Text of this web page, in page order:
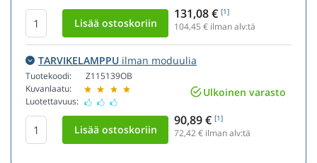
131,08 € [1]
104,45 € ilman alv:tä
TARVIKELAMPPU ilman moduulia
Tuotekoodi:
Kuvanlaatu:
Luotettavuus:
Z115139OB
Ulkoinen varasto
90,89 € [1]
72,42€ ilman alv:tä